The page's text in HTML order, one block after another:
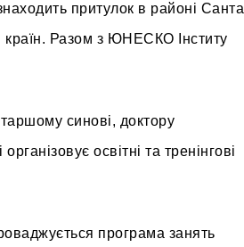
притулок в районі Санта
країн. Разом з ЮНЕСКО Інститу
синові, доктору
освітні та тренінгові
програма занять